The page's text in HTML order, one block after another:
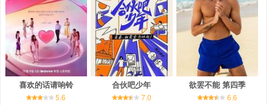
喜欢的话请响铃
5.6
合伙吧少年
7.0
欲罢不能 第四季
6.6